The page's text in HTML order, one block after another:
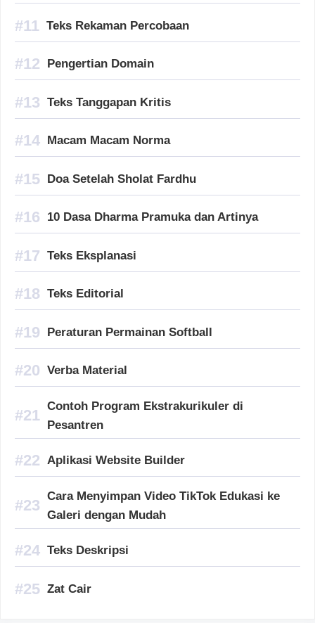
Teks Rekaman Percobaan
Pengertian Domain
Teks Tanggapan Kritis
Macam Macam Norma
Doa Setelah Sholat Fardhu
10 Dasa Dharma Pramuka dan Artinya
Teks Eksplanasi
Teks Editorial
Peraturan Permainan Softball
Verba Material
Contoh Program Ekstrakurikuler di
Pesantren
Aplikasi Website Builder
Cara Menyimpan Video TikTok Edukasi ke
Galeri dengan Mudah
Teks Deskripsi
Zat Cair